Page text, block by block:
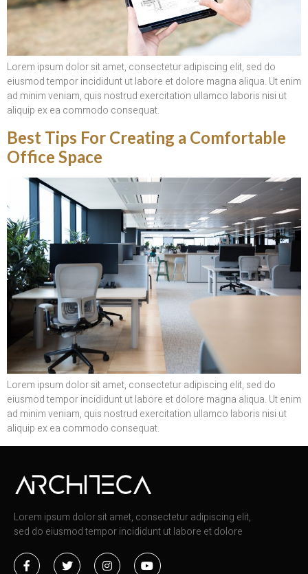
Lorem ipsum dolor sit amet, consectetur adipiscing elit, sed do
eiusmod tempor incididunt ut labore et dolore magna aliqua. Ut enim
ad minim veniam, quis nostrud exercitation ullamco laboris nisi ut
aliquip ex ea commodo consequat.
Best Tips For Creating a Comfortable
Office Space
Lorem ipsum dolor sit amet, consectetur adipiscing elit, sed do
eiusmod tempor incididunt ut labore et dolore magna aliqua. Ut enim
ad minim veniam, quis nostrud exercitation ullamco laboris nisi ut
aliquip ex ea commodo consequat.
Lorem ipsum dolor sit amet, consectetur adipiscing elit,
sed do eiusmod tempor incididunt ut labore et dolore